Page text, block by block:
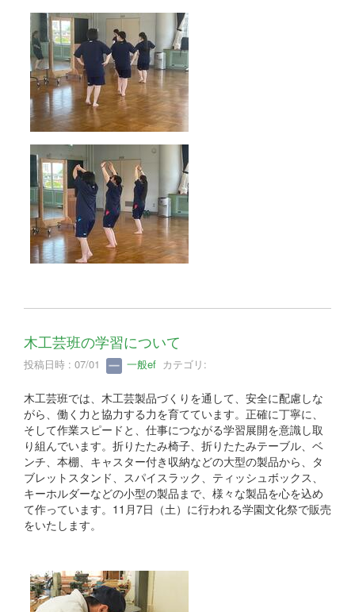
木工芸班の学習について
投稿日時 : 07/01 一般ef カテゴリ:
木工芸班では、木工芸製品づくりを通して、安全に配慮しな
がら、働く力と協力する力を育てています。正確に丁寧に、
そして作業スピードと、仕事につながる学習展開を意識し取
り組んでいます。折りたたみ椅子、折りたたみテーブル、ベ
ンチ、本棚、キャスター付き収納などの大型の製品から、タ
ブレットスタンド、スパイスラック、ティッシュボックス、
キーホルダーなどの小型の製品まで、様々な製品を心を込め
て作っています。11月7日（土）に行われる学園文化祭で販売
をいたします。